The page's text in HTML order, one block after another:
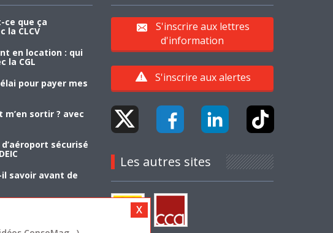
ce que ça
la CLCV
en location : qui
la CGL
pour payer mes
sortir ? avec
sécurisé
savoir avant de
S'inscrire aux lettres
d'information
S'inscrire aux alertes
Les autres sites